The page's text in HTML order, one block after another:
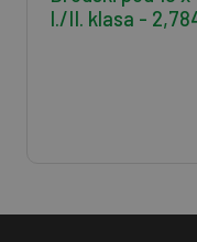
I./II. klasa -